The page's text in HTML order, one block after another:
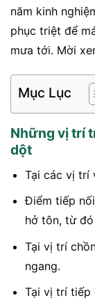
năm kinh
phục triệt để
mưa tới. Mời
Mục Lục
Những vị trí
dột
Tại các vị trí
Điểm tiếp
hở tôn, từ
Tại vị trí
ngang.
Tại vị trí tiếp